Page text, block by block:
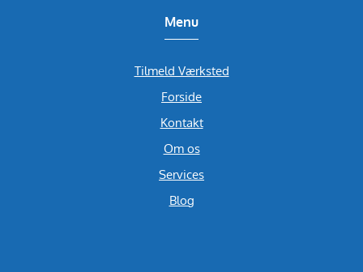
Menu
Tilmeld Værksted
Forside
Kontakt
Om os
Services
Blog